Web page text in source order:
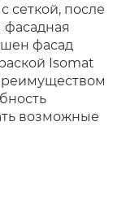
сеткой, после
фасад
Isomat
возможные